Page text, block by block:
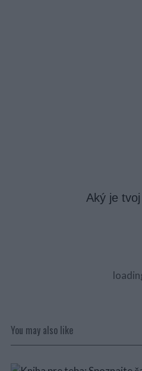
Aký je
You may also like